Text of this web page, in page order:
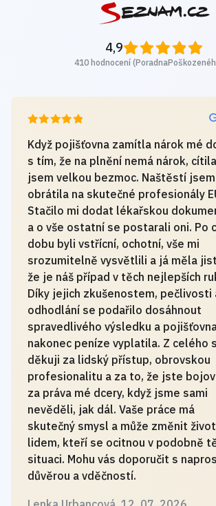
4,9
410 hodnocení
Když pojišťovna zamítla nárok mé
s tím, že na plnění nemá nárok, cítila
jsem velkou bezmoc. Naštěstí
obrátila na skutečné profesionály
Stačilo mi dodat lékařskou
a o vše ostatní se postarali oni. Po
dobu byli vstřícní, ochotní, vše mi
srozumitelně vysvětlili a já měla
že je náš případ v těch nejlepších
Díky jejich zkušenostem, pečlivosti
odhodlání se podařilo dosáhnout
spravedlivého výsledku a
nakonec peníze vyplatila. Z celého
děkuji za lidský přístup, obrovskou
profesionalitu a za to, že jste
za práva mé dcery, když jsme sami
nevěděli, jak dál. Vaše práce má
skutečný smysl a může změnit život
lidem, kteří se ocitnou v podobně
situaci. Mohu vás doporučit s
důvěrou a vděčností.